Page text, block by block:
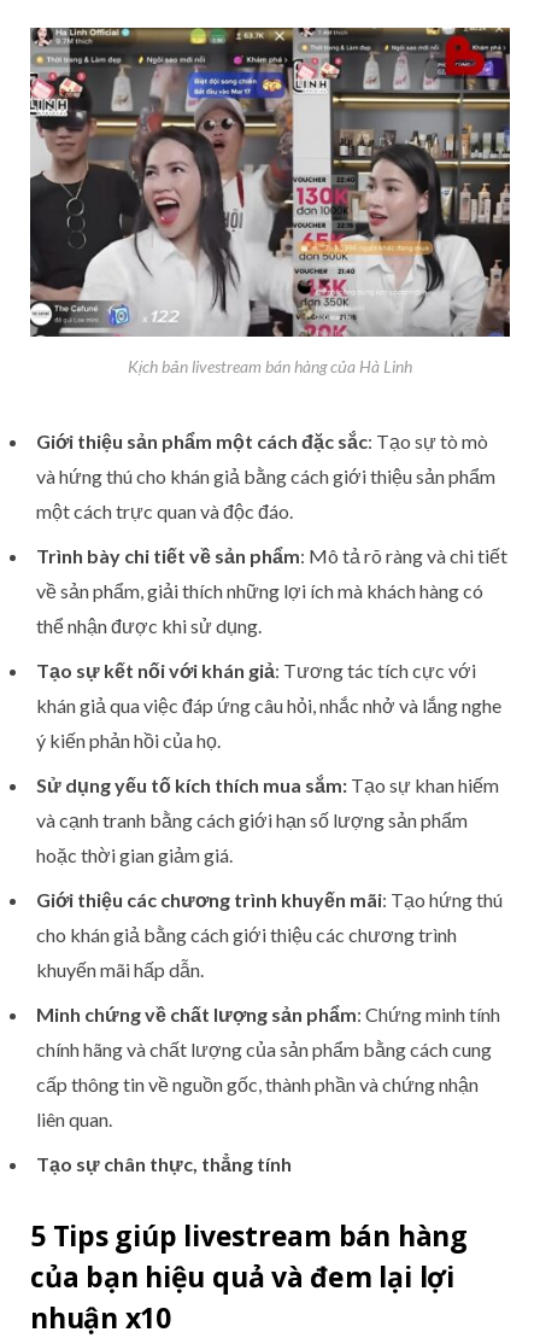
Kịch bản livestream bán hàng của Hà Linh
Giới thiệu sản phẩm một cách đặc sắc: Tạo sự tò mò
và hứng thú cho khán giả bằng cách giới thiệu sản phẩm
một cách trực quan và độc đáo.
Trình bày chi tiết về sản phẩm: Mô tả rõ ràng và chi tiết
về sản phẩm, giải thích những lợi ích mà khách hàng có
thể nhận được khi sử dụng.
Tạo sự kết nối với khán giả: Tương tác tích cực với
khán giả qua việc đáp ứng câu hỏi, nhắc nhở và lắng nghe
ý kiến phản hồi của họ.
Sử dụng yếu tố kích thích mua sắm: Tạo sự khan hiếm
và cạnh tranh bằng cách giới hạn số lượng sản phẩm
hoặc thời gian giảm giá.
Giới thiệu các chương trình khuyến mãi: Tạo hứng thú
cho khán giả bằng cách giới thiệu các chương trình
khuyến mãi hấp dẫn.
Minh chứng về chất lượng sản phẩm: Chứng minh tính
chính hãng và chất lượng của sản phẩm bằng cách cung
cấp thông tin về nguồn gốc, thành phần và chứng nhận
liên quan.
Tạo sự chân thực, thẳng tính
5 Tips giúp livestream bán hàng
của bạn hiệu quả và đem lại lợi
nhuận x10